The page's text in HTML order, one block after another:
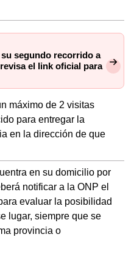
segundo recorrido a
el link oficial para
máximo de 2 visitas
para entregar la
en la dirección de que
en su domicilio por
notificar a la ONP el
evaluar la posibilidad
lugar, siempre que se
provincia o